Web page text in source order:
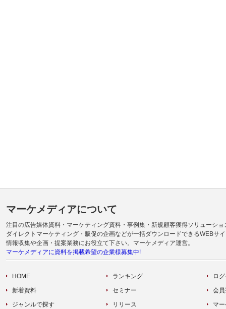
マーケメディアについて
注目の広告媒体資料・マーケティング資料・事例集・新規顧客獲得ソリューショ
ダイレクトマーケティング・販促の企画などが一括ダウンロードできるWEBサ
情報収集や企画・提案業務にお役立て下さい。マーケメディア運営。
マーケメディアに資料を掲載希望の企業様募集中!
HOME
新着資料
ジャンルで探す
ランキング
セミナー
リリース
ロ
会
マ